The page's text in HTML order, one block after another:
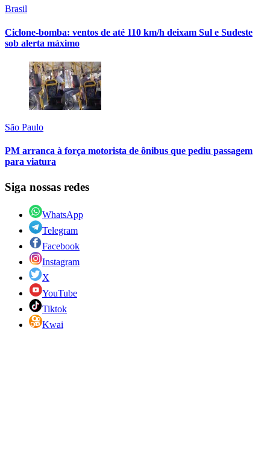
Brasil
Ciclone-bomba: ventos de até 110 km/h deixam Sul e Sudeste
sob alerta máximo
São Paulo
PM arranca à força motorista de ônibus que pediu passagem
para viatura
Siga nossas redes
WhatsApp
Telegram
Facebook
Instagram
X
YouTube
Tiktok
Kwai